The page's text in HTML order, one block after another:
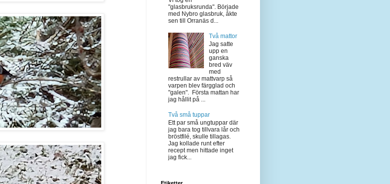
"glasbruksrunda". Började
med Nybro glasbruk, åkte
sen till Orranäs d...
Två mattor
Jag satte
upp en
ganska
bred väv
med
restrullar av mattvarp så
varpen blev färgglad och
"galen". Första mattan har
jag hållit på ...
Två små tuppar
Ett par små ungtuppar där
jag bara tog tillvara lår och
bröstfilé, skulle tillagas.
Jag kollade runt efter
recept men hittade inget
jag fick...